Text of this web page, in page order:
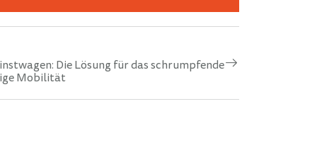
Die Lösung für das schrumpfende
Mobilität